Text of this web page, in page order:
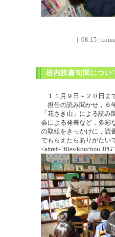
|| 08:15 |
校内読書旬間につい
１１月９日～２０日ま
担任の読み聞かせ，６
「花さき山」による読
会による発表など，多彩
の取組をきっかけに，読
でもらえたらありがたい
<ahref="files/